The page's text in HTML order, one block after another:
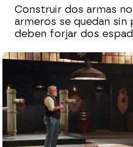
Construir dos armas
armeros se quedan sin
deben forjar dos
mega